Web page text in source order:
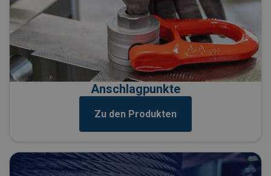
Anschlagpunkte
Zu den Produkten